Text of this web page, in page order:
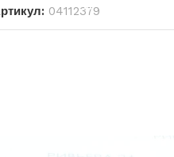
04112379